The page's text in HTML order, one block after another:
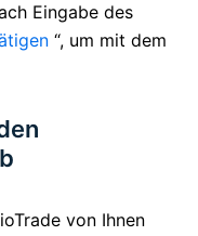
Eingabe des
“, um mit dem
von Ihnen